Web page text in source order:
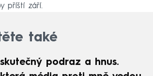
příští září.
také
podraz a hnus.